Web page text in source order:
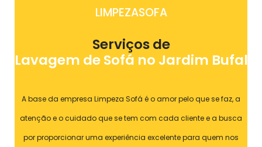
LIMPEZASOFA
Serviços de
Lavagem de Sofá no Jardim Bufalo
A base da empresa Limpeza Sofá é o amor pelo que se faz, a
atenção e o cuidado que se tem com cada cliente e a busca
por proporcionar uma experiência excelente para quem nos